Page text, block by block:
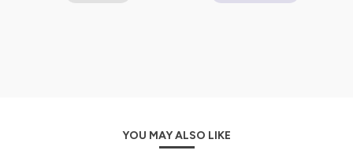
#libertadfinanciera #emprendimiento #teletrabajo
YOU MAY ALSO LIKE